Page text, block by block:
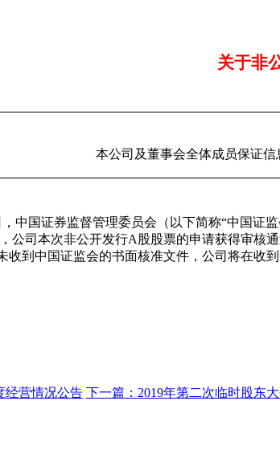
关于非
本公司及董事会全体成员保证
，中国证券监督管理委员会（以下简称“中国证
公司本次非公开发行A股股票的申请获得审核通
到中国证监会的书面核准文件，公司将在收
经营情况公告 下一篇：2019年第二次临时股东